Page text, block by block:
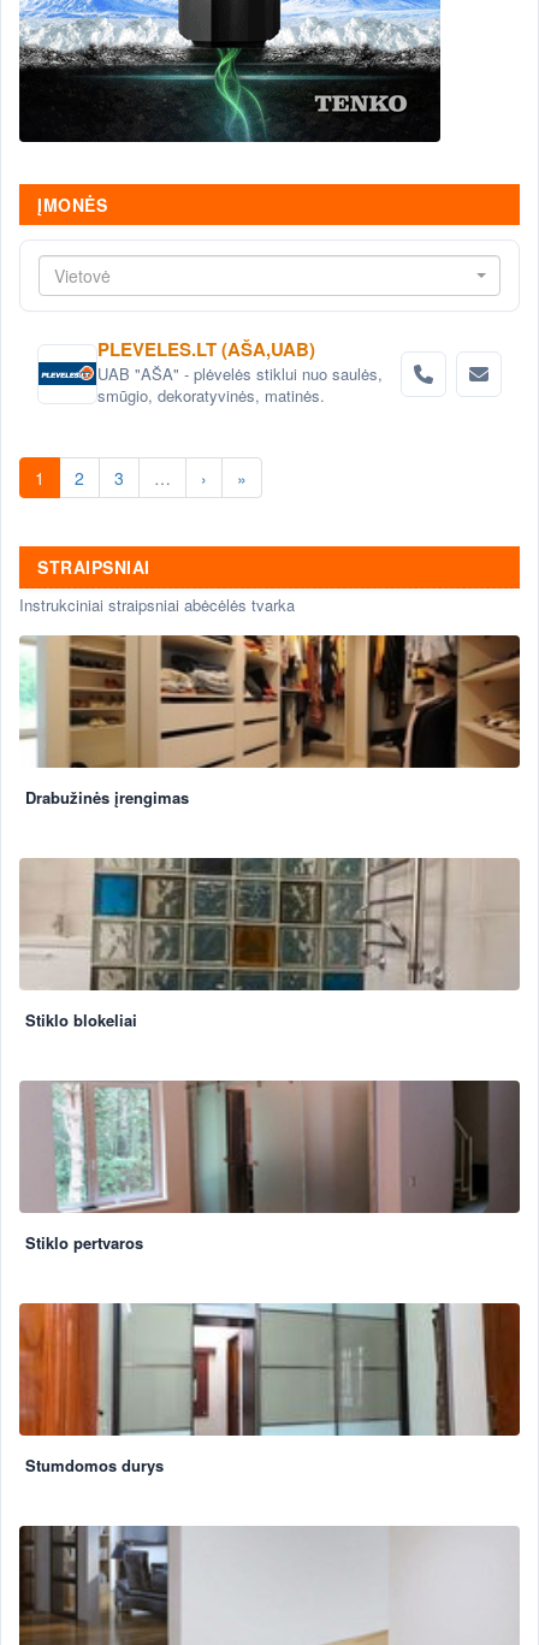
ĮMONĖS
Vietovė
PLEVELES.LT (AŠA,UAB)
UAB "AŠA" - plėvelės stiklui nuo saulės,
smūgio, dekoratyvinės, matinės.
1 2 3 … › »
STRAIPSNIAI
Instrukciniai straipsniai abėcėlės tvarka
Drabužinės įrengimas
Stiklo blokeliai
Stiklo pertvaros
Stumdomos durys